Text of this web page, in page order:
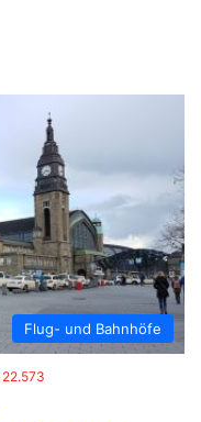
Flug- und Bahnhöfe
22.573